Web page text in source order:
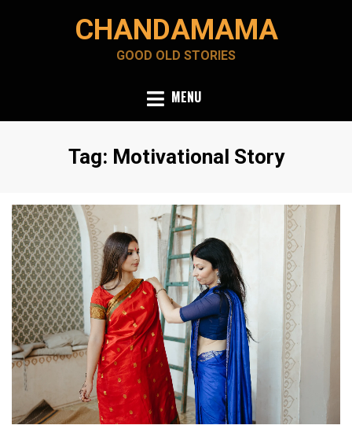
CHANDAMAMA
GOOD OLD STORIES
MENU
Tag: Motivational Story